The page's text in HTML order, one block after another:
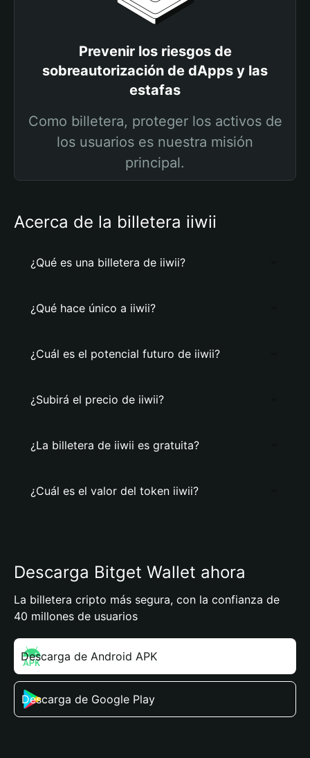
Prevenir los riesgos de
sobreautorización de dApps y las
estafas
Como billetera, proteger los activos de
los usuarios es nuestra misión
principal.
Acerca de la billetera iiwii
¿Qué es una billetera de iiwii?
¿Qué hace único a iiwii?
¿Cuál es el potencial futuro de iiwii?
¿Subirá el precio de iiwii?
¿La billetera de iiwii es gratuita?
¿Cuál es el valor del token iiwii?
Descarga Bitget Wallet ahora
La billetera cripto más segura, con la confianza de
40 millones de usuarios
Descarga de Android APK
Descarga de Google Play